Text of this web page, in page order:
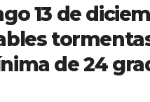
13 de
de 24